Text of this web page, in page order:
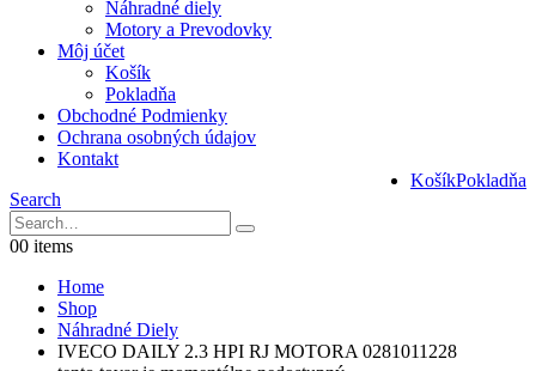
Náhradné diely
Motory a Prevodovky
Môj účet
Košík
Pokladňa
Obchodné Podmienky
Ochrana osobných údajov
Kontakt
KošíkPokladňa
Search
00 items
Home
Shop
Náhradné Diely
IVECO DAILY 2.3 HPI RJ MOTORA 0281011228